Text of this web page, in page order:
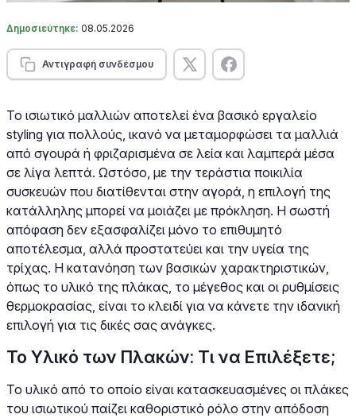
Δημοσιεύτηκε: 08.05.2026
Αντιγραφή συνδέσμου
Το ισιωτικό μαλλιών αποτελεί ένα βασικό εργαλείο
styling για πολλούς, ικανό να μεταμορφώσει τα μαλλιά
από σγουρά ή φριζαρισμένα σε λεία και λαμπερά μέσα
σε λίγα λεπτά. Ωστόσο, με την τεράστια ποικιλία
συσκευών που διατίθενται στην αγορά, η επιλογή της
κατάλληλης μπορεί να μοιάζει με πρόκληση. Η σωστή
απόφαση δεν εξασφαλίζει μόνο το επιθυμητό
αποτέλεσμα, αλλά προστατεύει και την υγεία της
τρίχας. Η κατανόηση των βασικών χαρακτηριστικών,
όπως το υλικό της πλάκας, το μέγεθος και οι ρυθμίσεις
θερμοκρασίας, είναι το κλειδί για να κάνετε την ιδανική
επιλογή για τις δικές σας ανάγκες.
Το Υλικό των Πλακών: Τι να Επιλέξετε;
Το υλικό από το οποίο είναι κατασκευασμένες οι πλάκες
του ισιωτικού παίζει καθοριστικό ρόλο στην απόδοση